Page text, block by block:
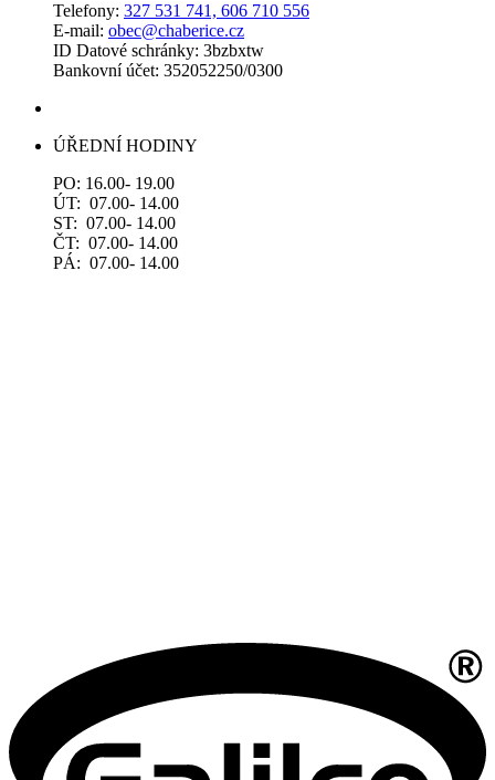
Telefony: 327 531 741, 606 710 556
E-mail: obec@chaberice.cz
ID Datové schránky: 3bzbxtw
Bankovní účet: 352052250/0300
ÚŘEDNÍ HODINY
PO: 16.00- 19.00
ÚT: 07.00- 14.00
ST: 07.00- 14.00
ČT: 07.00- 14.00
PÁ: 07.00- 14.00